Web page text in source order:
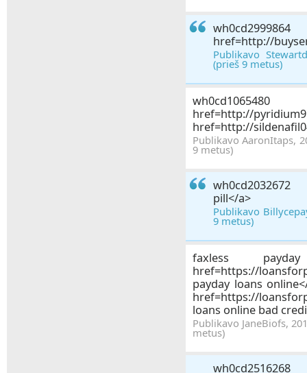
href=http://
Publikavo
(prieš 9 metus)
href=http://
href=http://
Publikavo AaronItaps,
9 metus)
wh0cd2032672
pill</a>
Publikavo
9 metus)
faxless
href=https://
payday loans
href=https://
loans online bad
Publikavo JaneBiofs,
metus)